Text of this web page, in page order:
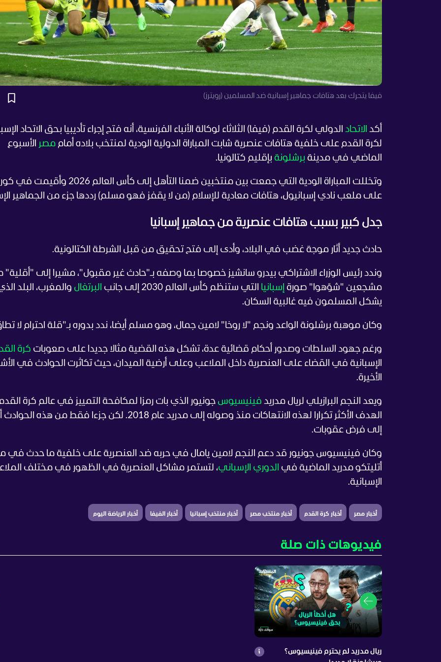
فيفا يتحرك بعد هتافات جماهير إسبانية ضد المسلمين (رويترز)
أكد الاتحاد الدولي لكرة القدم (فيفا) الثلاثاء لوكالة الأنباء الفرنسية، أنه فتح إجراء تأديبيا بحق الاتحاد
لكرة القدم على خلفية هتافات عنصرية شابت المباراة الدولية الودية لمنتخب بلاده أمام مصر الأسبوع
الماضي في مدينة برشلونة بإقليم كتالونيا.
وتخللت المباراة الودية التي جمعت بين منتخبين ضمنا التأهل إلى كأس العالم 2026
على ملعب نادي إسبانيول، هتافات معادية للإسلام (من لا يقفز فهو مسلم) رددها جزء من الجماهير
جدل كبير بسبب هتافات عنصرية من جماهير إسبانيا
حادث جديد أثار موجة غضب في البلاد، وأدى إلى فتح تحقيق من قبل الشرطة الكتالونية.
وندد رئيس الوزراء الاشتراكي بيدرو سانشيز خصوصا بما وصفه بـ"حادث غير مقبول"، مشيرا إلى "أقلية"
مشجعين "شوّهوا" صورة إسبانيا التي ستنظم كأس العالم 2030 إلى جانب البرتغال والمغرب، البلد
يشكل المسلمون فيه غالبية السكان.
وكان موهبة برشلونة الواعد ونجم "لا روخا" لامين جمال، وهو مسلم أيضا، ندد بدوره بـ"قلة احترام لا
ورغم جهود السلطات وصدور أحكام قضائية عدة، تشكل هذه القضية مثالا جديدا على صعوبات كرة
الإسبانية في القضاء على العنصرية داخل الملاعب وعلى أرضية الميدان، حيث تكاثرت الحوادث في
الأخيرة.
ويعد النجم البرازيلي لريال مدريد فينيسيوس جونيور الذي بات رمزا لمكافحة التمييز في عالم كرة
الهدف الأكثر تكرارا لهذه الانتهاكات منذ وصوله إلى مدريد عام 2018. لكن جزءا فقط من هذه
إلى فرض عقوبات.
وكان فينيسيوس جونيور قد دعم النجم لامين يامال في حربه ضد العنصرية على خلفية ما حدث في
أتليتكو مدريد الماضية في الدوري الإسباني، لتستمر مشاكل العنصرية في الظهور في مختلف
الإسبانية.
أخبار مصر أخبار كرة القدم أخبار منتخب مصر أخبار منتخب إسبانيا أخبار الفيفا أخبار الرياضة اليوم
فيديوهات ذات صلة
ريال مدريد لم يحترم فينيسيوس؟